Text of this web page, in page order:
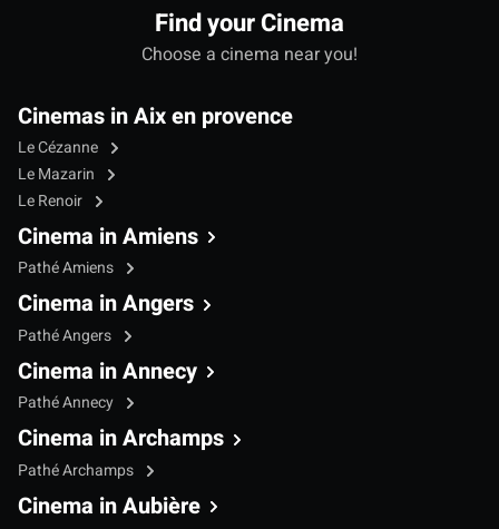
Find your Cinema
Choose a cinema near you!
Cinemas in Aix en provence
Le Cézanne
Le Mazarin
Le Renoir
Cinema in Amiens
Pathé Amiens
Cinema in Angers
Pathé Angers
Cinema in Annecy
Pathé Annecy
Cinema in Archamps
Pathé Archamps
Cinema in Aubière